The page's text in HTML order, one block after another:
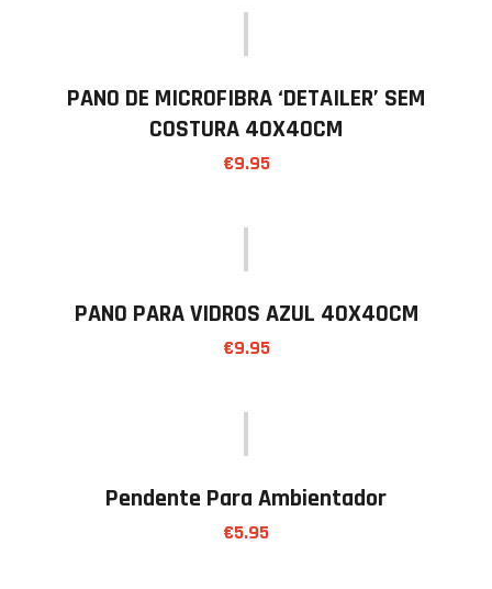
PANO DE MICROFIBRA ‘DETAILER’ SEM
COSTURA 40X40CM
€9.95
PANO PARA VIDROS AZUL 40X40CM
€9.95
Pendente Para Ambientador
€5.95